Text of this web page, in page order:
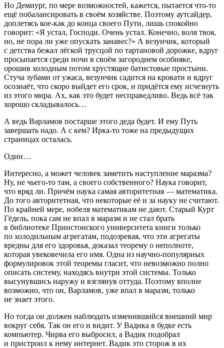
Но Демиург, по мере возможностей, кажется, пытается что-то
ещё побалансировать в своём хозяйстве. Поэтому аутсайдер,
доплетясь кое-как до конца своего Пути, лишь спокойно
говорит: «Я устал, Господи. Очень устал. Конечно, воля твоя,
но, не пора ли уже опускать занавес?» А везунчик, который
с детства бежал лёгкой трусцой по тартановой дорожке, вдруг
просыпается среди ночи в своём загороднем особняке,
орошив холодным потом хрустящие батистовые простыни.
Стуча зубами от ужаса, везунчик садится на кровати и вдруг
осознаёт, что скоро выйдет его срок, и придётся ему исчезнуть
из этого мира. Ах, как это будет несправедливо. Ведь всё так
хорошо складывалось…
А ведь Варламов постарше этого деда будет. И ему Путь
завершать надо. А с кем? Ирка-то тоже на предыдущих
страницах осталась.
Один…
Интересно, а может человек заметить наступление маразма?
Ну, не чьего-то там, а своего собственного? Наука говорит,
что вряд ли. Причём наука самая авторитетная — математика.
До того авторитетная, что некоторые её и за науку не считают.
По крайней мере, нобеля математикам не дают. Старый Курт
Гёдель, пока сам не впал в маразм и не стал брать
в библиотеке Принстонского университета книги только
по холодильным агрегатам, подозревая, что эти агрегаты
вредны для его здоровья, доказал теорему о неполноте,
которая увековечила его имя. Одна из научно-популярных
формулировок этой теоремы гласит, что невозможно полно
описать систему, находясь внутри этой системы. Только
высунувшись наружу и взглянув оттуда. Поэтому вполне
возможно, что он, Варламов, уже впал в маразм, только
не знает этого.
Но тогда он должен наблюдать изменившийся внешний мир
вокруг себя. Так он его и видит. У Вадика в будке есть
компьютер. Чирва его выбросил, а Вадик подобрал
и пристроил к нему интернет. Вадик это сторож в их